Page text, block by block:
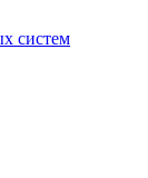
систем